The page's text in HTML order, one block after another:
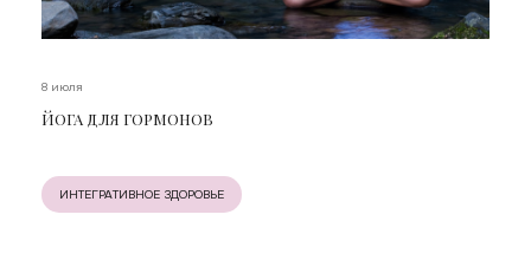
8 июля
ЙОГА ДЛЯ ГОРМОНОВ
ИНТЕГРАТИВНОЕ ЗДОРОВЬЕ